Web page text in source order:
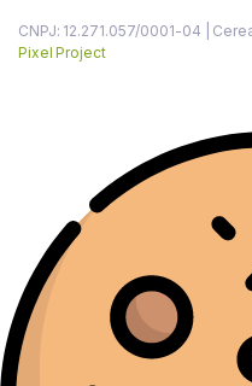
CNPJ: 12.271.057/0001-04 |
Pixel Project